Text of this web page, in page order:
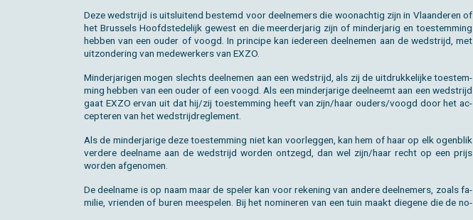
Deze wed­strijd is uit­slui­tend be­stemd voor deel­ne­mers die woon­ach­tig zijn in Vlaan­de­ren of
het Brus­sels Hoofd­ste­de­lijk ge­west en die meer­der­ja­rig zijn of min­der­ja­rig en toe­stem­ming
heb­ben van een ouder of voogd. In prin­ci­pe kan ie­der­een deel­ne­men aan de wed­strijd, met
uit­zon­de­ring van me­de­wer­kers van EXZO.
Min­der­ja­ri­gen mogen slechts deel­ne­men aan een wed­strijd, als zij de uit­druk­ke­lij­ke toe­stem­
ming heb­ben van een ouder of een voogd. Als een min­der­ja­ri­ge deel­neemt aan een wed­strijd
gaat EXZO ervan uit dat hij/zij toe­stem­ming heeft van zijn/haar ou­ders/voogd door het ac­
cep­te­ren van het wed­strijd­re­gle­ment.
Als de min­der­ja­ri­ge deze toe­stem­ming niet kan voor­leg­gen, kan hem of haar op elk ogen­blik
ver­de­re deel­na­me aan de wed­strijd wor­den ont­zegd, dan wel zijn/haar recht op een prijs
wor­den af­ge­no­men.
De deel­na­me is op naam maar de spe­ler kan voor re­ke­ning van an­de­re deel­ne­mers, zoals fa­
mi­lie, vrien­den of buren mee­spe­len. Bij het no­mi­ne­ren van een tuin maakt die­ge­ne die de no­